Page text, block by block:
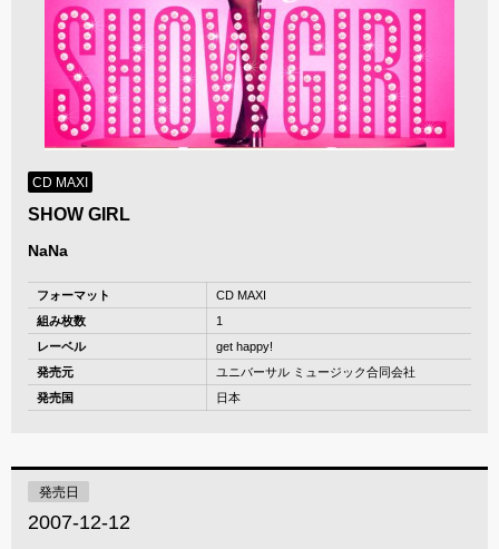
CD MAXI
SHOW GIRL
NaNa
フォーマット
CD MAXI
組み枚数
1
レーベル
get happy!
発売元
ユニバーサル ミュージック合同会社
発売国
日本
発売日
2007-12-12